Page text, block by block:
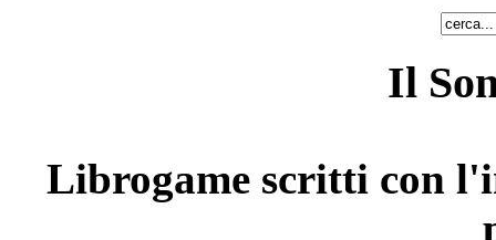
Il
Librogame scritti con